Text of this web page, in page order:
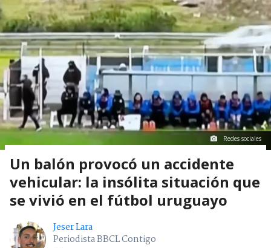
Redes sociales
Un balón provocó un accidente
vehicular: la insólita situación que
se vivió en el fútbol uruguayo
Jeser Lara
Periodista BBCL Contigo